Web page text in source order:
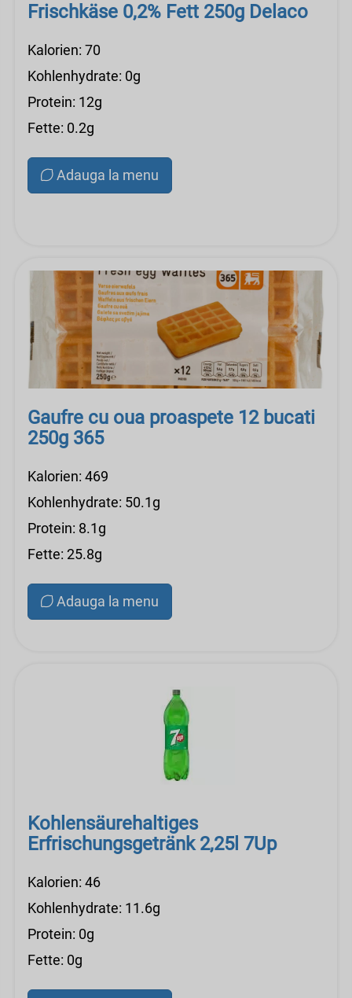
Frischkäse 0,2% Fett 250g Delaco
Kalorien: 70
Kohlenhydrate: 0g
Protein: 12g
Fette: 0.2g
Adauga la menu
Gaufre cu oua proaspete 12 bucati
250g 365
Kalorien: 469
Kohlenhydrate: 50.1g
Protein: 8.1g
Fette: 25.8g
Adauga la menu
Kohlensäurehaltiges
Erfrischungsgetränk 2,25l 7Up
Kalorien: 46
Kohlenhydrate: 11.6g
Protein: 0g
Fette: 0g